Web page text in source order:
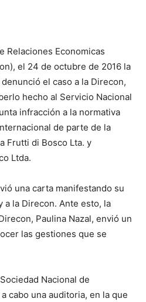
Relaciones Economicas
el 24 de octubre de 2016 la
el caso a la Direcon,
hecho al Servicio Nacional
infracción a la normativa
de parte de la
Frutti di Bosco Lta. y
Ltda.
una carta manifestando su
a la Direcon. Ante esto, la
Paulina Nazal, envió un
las gestiones que se
Nacional de
cabo una auditoria, en la que